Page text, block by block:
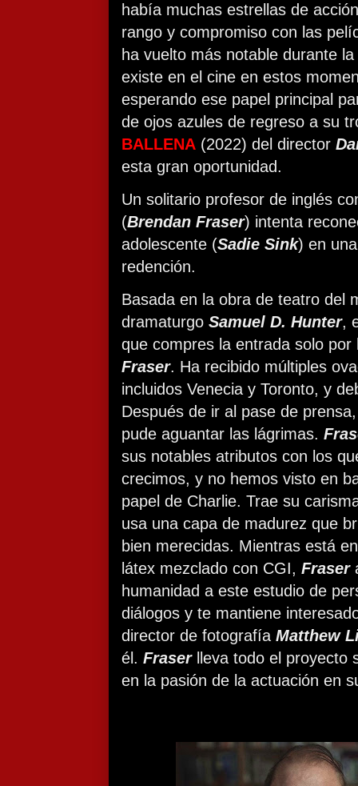
había muchas estrellas de
rango y compromiso con las
ha vuelto más notable durante
existe en el cine en estos
esperando ese papel principal
de ojos azules de regreso a su
BALLENA (2022) del director
esta gran oportunidad.
Un solitario profesor de inglés
(Brendan Fraser) intenta
adolescente (Sadie Sink) en
redención.
Basada en la obra de teatro del
dramaturgo Samuel D. Hunter,
que compres la entrada solo
Fraser. Ha recibido múltiples
incluidos Venecia y Toronto, y
Después de ir al pase de
pude aguantar las lágrimas.
sus notables atributos con los
crecimos, y no hemos visto en
papel de Charlie. Trae su
usa una capa de madurez que
bien merecidas. Mientras está
látex mezclado con CGI, Fraser
humanidad a este estudio de
diálogos y te mantiene
director de fotografía Matthew
él. Fraserlleva todo el proyecto
en la pasión de la actuación en